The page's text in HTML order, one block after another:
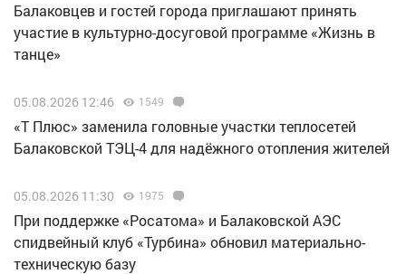
Балаковцев и гостей города приглашают принять
участие в культурно-досуговой программе «Жизнь в
танце»
05.08.2026 12:46 1549
«Т Плюс» заменила головные участки теплосетей
Балаковской ТЭЦ-4 для надёжного отопления жителей
05.08.2026 11:30 1975
При поддержке «Росатома» и Балаковской АЭС
спидвейный клуб «Турбина» обновил материально-
техническую базу